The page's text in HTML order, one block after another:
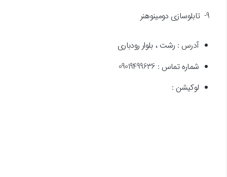
9- تابلوسازی دومینوهنر
آدرس : رشت ، بلوار رودباری
شماره تماس : 09019499636
لوکیشن :